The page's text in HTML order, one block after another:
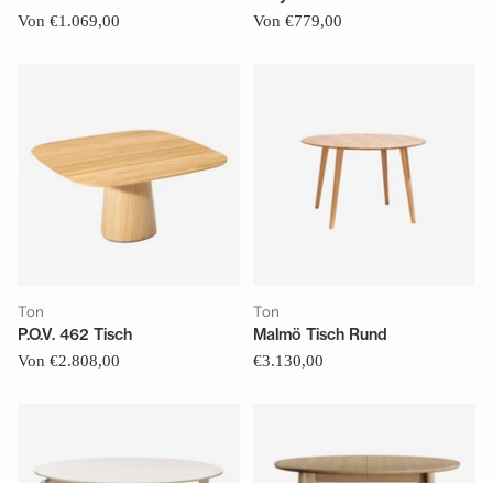
Von €1.069,00 Von €779,00
Ton
P.O.V. 462 Tisch
Von €2.808,00
Ton
Malmö Tisch Rund
€3.130,00